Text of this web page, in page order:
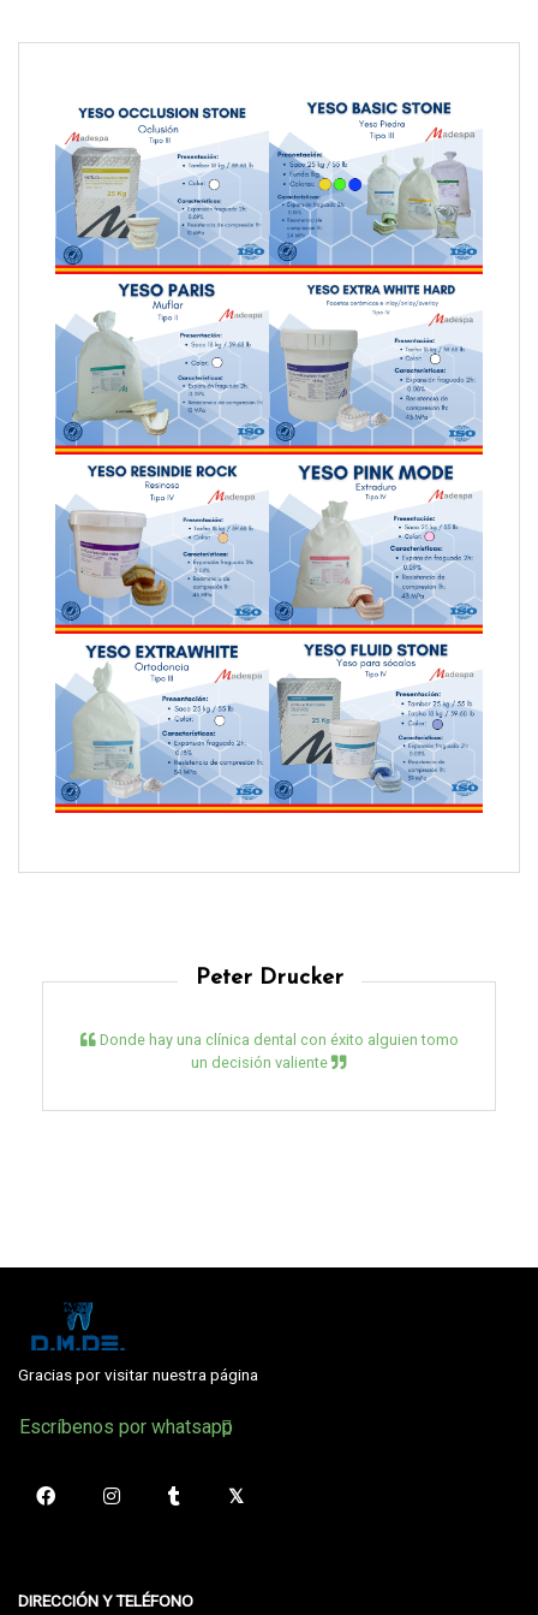
Peter Drucker
Donde hay una clínica dental con éxito alguien tomo
un decisión valiente
Gracias por visitar nuestra página
Escríbenos por whatsapp
DIRECCIÓN Y TELÉFONO